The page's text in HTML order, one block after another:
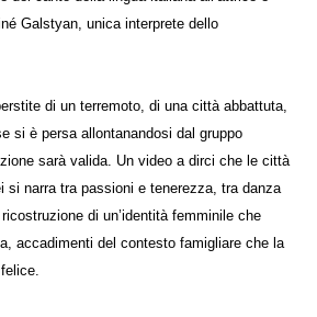
Galstyan, unica interprete dello
di un terremoto, di una città abbattuta,
si è persa allontanandosi dal gruppo
sarà valida. Un video a dirci che le città
si narra tra passioni e tenerezza, tra danza
di un’identità femminile che
accadimenti del contesto famigliare che la